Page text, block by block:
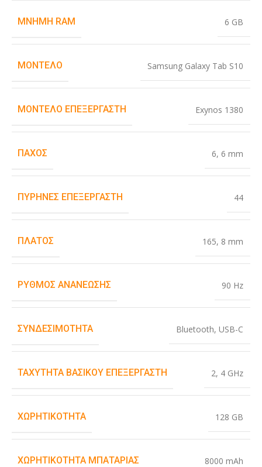
ΜΝΉΜΗ RAM 6 GB
ΜΟΝΤΈΛΟ Samsung Galaxy Tab S10
ΜΟΝΤΈΛΟ ΕΠΕΞΕΡΓΑΣΤΉ Exynos 1380
ΠΆΧΟΣ 6, 6 mm
ΠΥΡΉΝΕΣ ΕΠΕΞΕΡΓΑΣΤΉ 44
ΠΛΆΤΟΣ 165, 8 mm
ΡΥΘΜΌΣ ΑΝΑΝΈΩΣΗΣ 90 Hz
ΣΥΝΔΕΣΙΜΌΤΗΤΑ Bluetooth, USB-C
ΤΑΧΎΤΗΤΑ ΒΑΣΙΚΟΎ ΕΠΕΞΕΡΓΑΣΤΉ 2, 4 GHz
ΧΩΡΗΤΙΚΌΤΗΤΑ 128 GB
ΧΩΡΗΤΙΚΌΤΗΤΑ ΜΠΑΤΑΡΊΑΣ 8000 mAh